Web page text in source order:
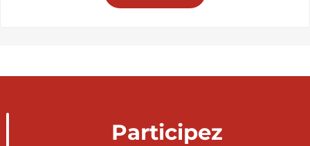
Participez